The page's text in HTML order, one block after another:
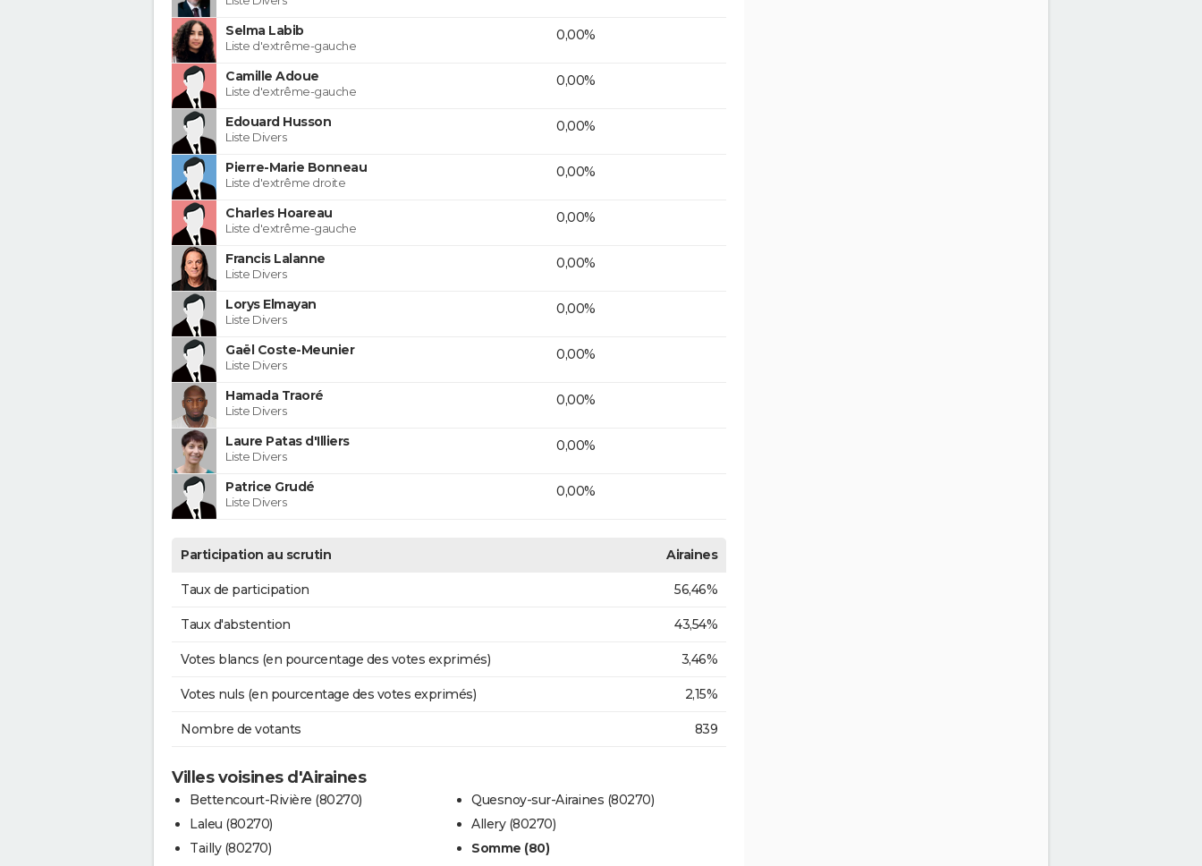
Selma Labib
Liste d'extrême-gauche
0,00%
Camille Adoue
Liste d'extrême-gauche
0,00%
Edouard Husson
Liste Divers
0,00%
Pierre-Marie Bonneau
Liste d'extrême droite
0,00%
Charles Hoareau
Liste d'extrême-gauche
0,00%
Francis Lalanne
Liste Divers
0,00%
Lorys Elmayan
Liste Divers
0,00%
Gaël Coste-Meunier
Liste Divers
0,00%
Hamada Traoré
Liste Divers
0,00%
Laure Patas d'Illiers
Liste Divers
0,00%
Patrice Grudé
Liste Divers
0,00%
Participation au scrutin Airaines
Taux de participation 56,46%
Taux d'abstention 43,54%
Votes blancs (en pourcentage des votes exprimés) 3,46%
Votes nuls (en pourcentage des votes exprimés) 2,15%
Nombre de votants 839
Villes voisines d'Airaines
Bettencourt-Rivière (80270)
Laleu (80270)
Tailly (80270)
Quesnoy-sur-Airaines (80270)
Allery (80270)
Somme (80)